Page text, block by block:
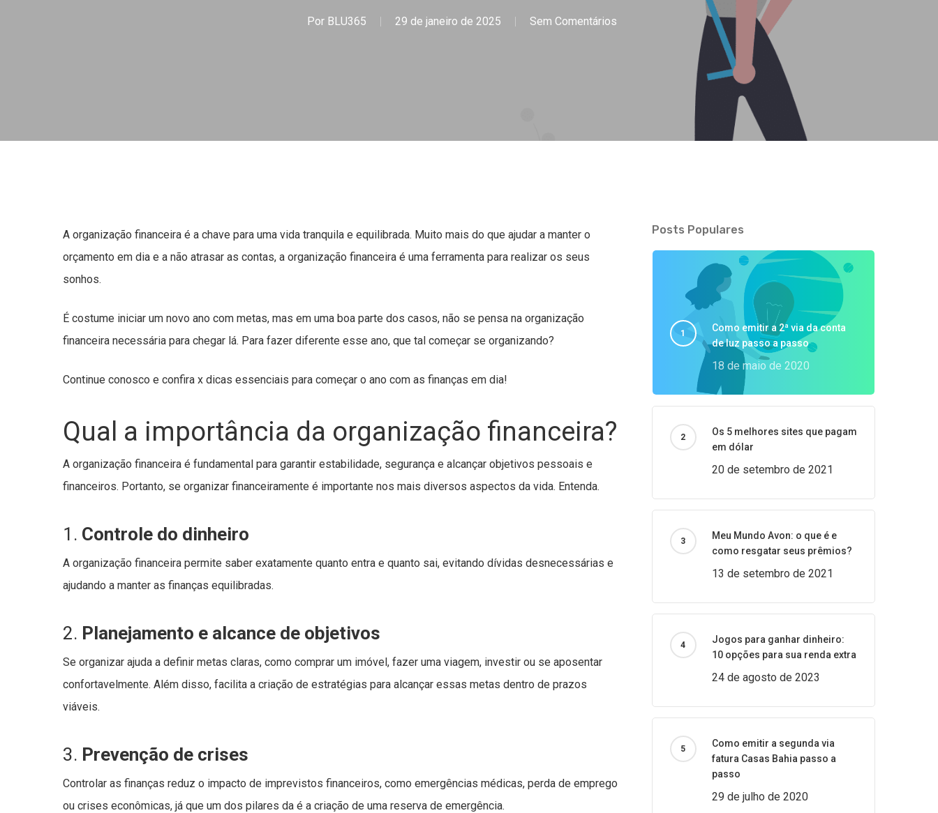
Por BLU365 29 de janeiro de 2025 Sem Comentários
A organização financeira é a chave para uma vida tranquila e equilibrada. Muito mais do que ajudar a manter o
orçamento em dia e a não atrasar as contas, a organização financeira é uma ferramenta para realizar os seus
sonhos.
É costume iniciar um novo ano com metas, mas em uma boa parte dos casos, não se pensa na organização
financeira necessária para chegar lá. Para fazer diferente esse ano, que tal começar se organizando?
Continue conosco e confira x dicas essenciais para começar o ano com as finanças em dia!
Qual a importância da organização financeira?
A organização financeira é fundamental para garantir estabilidade, segurança e alcançar objetivos pessoais e
financeiros. Portanto, se organizar financeiramente é importante nos mais diversos aspectos da vida. Entenda.
1. Controle do dinheiro
A organização financeira permite saber exatamente quanto entra e quanto sai, evitando dívidas desnecessárias e
ajudando a manter as finanças equilibradas.
2. Planejamento e alcance de objetivos
Se organizar ajuda a definir metas claras, como comprar um imóvel, fazer uma viagem, investir ou se aposentar
confortavelmente. Além disso, facilita a criação de estratégias para alcançar essas metas dentro de prazos
viáveis.
3. Prevenção de crises
Controlar as finanças reduz o impacto de imprevistos financeiros, como emergências médicas, perda de emprego
ou crises econômicas, já que um dos pilares da é a criação de uma reserva de emergência.
Posts Populares
Como emitir a 2ª via da conta
de luz passo a passo
18 de maio de 2020
Os 5 melhores sites que pagam
em dólar
20 de setembro de 2021
Meu Mundo Avon: o que é e
como resgatar seus prêmios?
13 de setembro de 2021
Jogos para ganhar dinheiro:
10 opções para sua renda extra
24 de agosto de 2023
Como emitir a segunda via
fatura Casas Bahia passo a
passo
29 de julho de 2020